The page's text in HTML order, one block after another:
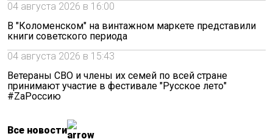
04 августа 2026 в 16:00
В "Коломенском" на винтажном маркете представили
книги советского периода
04 августа 2026 в 15:43
Ветераны СВО и члены их семей по всей стране
принимают участие в фестивале "Русское лето"
#ZaРоссию
Все новости